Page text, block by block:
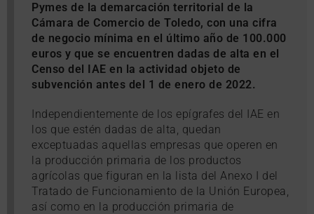
Pymes de la demarcación territorial de la
Cámara de Comercio de Toledo, con una cifra
de negocio mínima en el último año de 100.000
euros y que se encuentren dadas de alta en el
Censo del IAE en la actividad objeto de
subvención antes del 1 de enero de 2022.
Independientemente de los epígrafes del IAE en
los que estén dadas de alta, quedan
exceptuadas aquellas empresas que operen en
la producción primaria de los productos
agrícolas que figuran en la lista del Anexo I del
Tratado de Funcionamiento de la Unión Europea,
así como en la producción primaria de